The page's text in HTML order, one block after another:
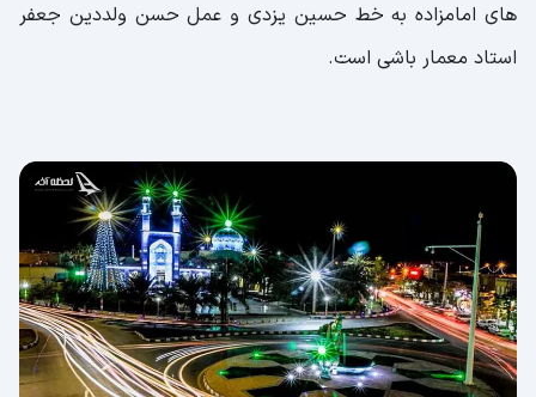
های امامزاده به خط حسین یزدی و عمل حسن ولددین جعفر
استاد معمار باشی است.